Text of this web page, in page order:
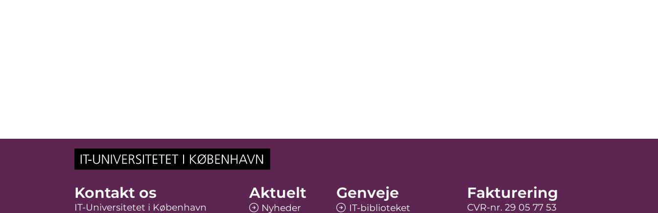
Kontakt os
IT-Universitetet i København
Aktuelt
Nyheder
Genveje
IT-biblioteket
Fakturering
CVR-nr. 29 05 77 53